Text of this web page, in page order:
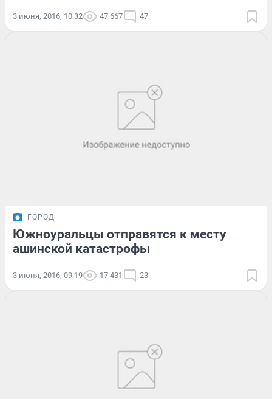
3 июня, 2016, 10:32 47 667 47
ГОРОД
Южноуральцы отправятся к месту
ашинской катастрофы
3 июня, 2016, 09:19 17 431 23